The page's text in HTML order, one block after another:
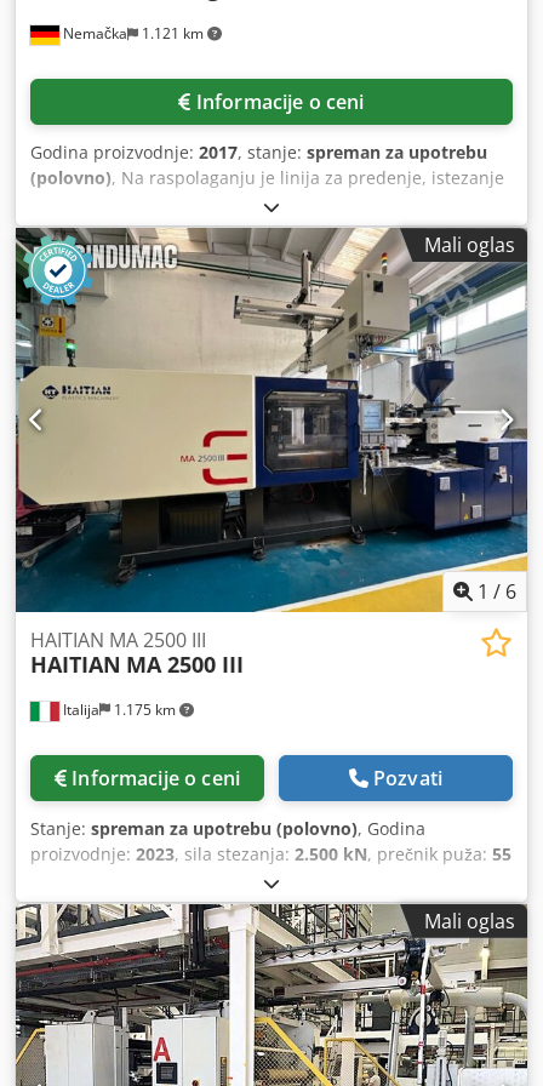
trčanja: levo / desno - Kapacitet do 8.000 boca / sat - 63-
ozon - Potpuno automatska sterilizacija pre početka
punjenja - Centralno podesiv feed zvezde, lako zamena
menjačem - Centralno podesivi vijci za dovod - Lako dovod
zamena vijak - Potpuno automatsko prigušivanje -
Centralno podešavanje visine - 6-stanica Prirodni pluta
Bliže Sa odvojenim snabdevanjem plute - 6-glava vijak
Capper za BVS 30/60 i MCA 28 Centralna kapa snabdevanje
- Sa centralnom kontrolnom stanicom Dedsu A Imvjpfx
Acyekr - Automatsko odbacivanje neispravnih boca i
sabirne stanice - Potpuno automatsko podešavanje zvezda
i jednostavna zamena vijaka - Linija za punjenje i
zatvaranje je odmah dostupna i može se pregledati u bilo
kom trenutku na zahtev. Polovne mašine industrije pića
Nemačka 1.121 km
Informacije o ceni
Godina proizvodnje: 2017, stanje: spreman za upotrebu
(polovno), Na raspolaganju je linija za predenje, istezanje
i premotavanje za proizvodnju monofilamentnih prediva,
multifilamentnih FDI i POI. Tačke predenja: 24, krajevi
navoja: 192, istezanje: hladni i vrući godeti, promena
kalema: bez loma navoja, broj zagrejanih / hladnih godeta:
50/50, broj namotača: 24 (+ 2 rezervna namotača).
Uključujući razne rezervne delove za mašinu i elektroniku.
Dokumentacija dostupna. Moguća je inspekcija na licu
mesta. Dksdpfx Acjuanq Teysr
Mali oglas
1 / 6
Italija 1.175 km
HAITIAN MA 2500 III
HAITIAN MA 2500 III
Informacije o ceni Pozvati
Stanje: spreman za upotrebu (polovno), Godina
proizvodnje: 2023, sila stezanja: 2.500 kN, prečnik puža: 55
8.400 kg, Hidraulična mašina za
brizganje plastike iz 2023. godine. Ova HAITIAN MA 2500 III
ima silu zatvaranja od 250 tona i montažnu površinu 850 x
850 mm. Mašina dostiže impresivan pritisak ubrizgavanja
od 1850 bara, sa prečnikom puža od 55 mm. Ako tražite
visokokvalitetnu mašinu za brizganje, preporučujemo
HAITIAN MA 2500 III koju nudimo na prodaju. Kontaktirajte
nas za više informacija o ovom uređaju. • Jedinica za
Mali oglas